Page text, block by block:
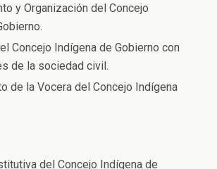
y Organización del Concejo
Concejo Indígena de Gobierno con
de la sociedad civil.
de la Vocera del Concejo Indígena
del Concejo Indígena de